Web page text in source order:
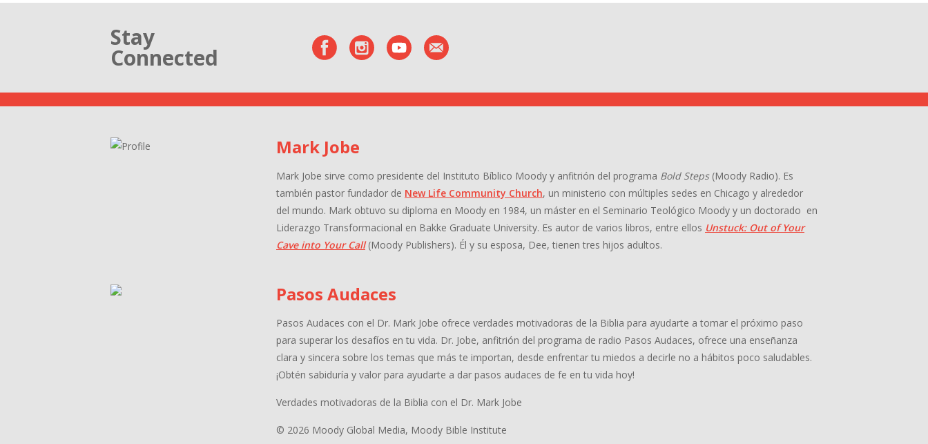
Stay
Connected
Mark Jobe
Mark Jobe sirve como presidente del Instituto Bíblico Moody y anfitrión del programa Bold Steps(Moody Radio). Es
también pastor fundador de New Life Community Church, un ministerio con múltiples sedes en Chicago y alrededor
del mundo. Mark obtuvo su diploma en Moody en 1984, un máster en el Seminario Teológico Moody y un doctorado en
Liderazgo Transformacional en Bakke Graduate University. Es autor de varios libros, entre ellos Unstuck: Out of Your
Cave into Your Call(Moody Publishers). Él y su esposa, Dee, tienen tres hijos adultos.
Pasos Audaces
Pasos Audaces con el Dr. Mark Jobe ofrece verdades motivadoras de la Biblia para ayudarte a tomar el próximo paso
para superar los desafíos en tu vida. Dr. Jobe, anfitrión del programa de radio Pasos Audaces, ofrece una enseñanza
clara y sincera sobre los temas que más te importan, desde enfrentar tu miedos a decirle no a hábitos poco saludables.
¡Obtén sabiduría y valor para ayudarte a dar pasos audaces de fe en tu vida hoy!
Verdades motivadoras de la Biblia con el Dr. Mark Jobe
© 2026 Moody Global Media, Moody Bible Institute